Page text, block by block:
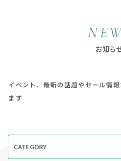
NE
お知ら
イベント、最新の話題やセール情
ます
CATEGORY